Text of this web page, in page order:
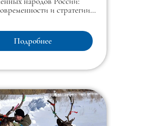
и стратегии
Подробнее